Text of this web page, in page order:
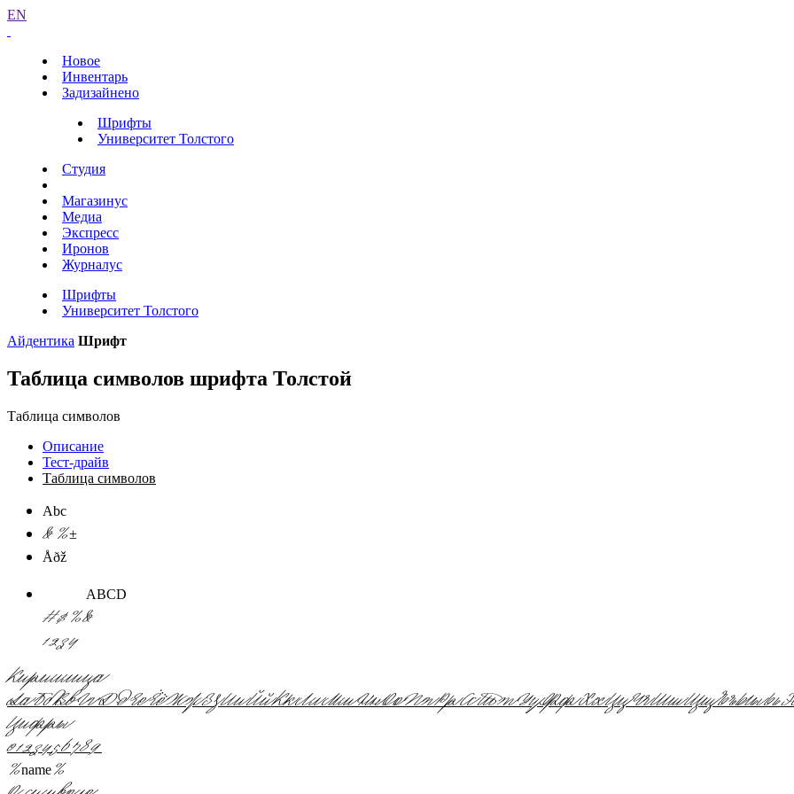
EN
Новое
Инвентарь
Задизайнено
Шрифты
Университет Толстого
Студия
Магазинус
Медиа
Экспресс
Иронов
Журналус
Шрифты
Университет Толстого
Айдентика Шрифт
Таблица символов шрифта Толстой
Таблица символов
Описание
Тест-драйв
Таблица символов
Abc
&%±
Åðž
ABCD
#$%&
1234
Кириллица
АаБбВвГгДдЕеЁёЖжЗзИиЙйКкЛлМмНнОоПпРрСсТтУуФфХхЦцЧчШшЩщЪъЫыЬьЭ
Цифры
0123456789
%name%